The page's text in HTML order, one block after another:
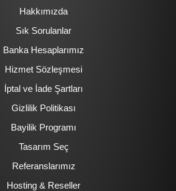
Hakkımızda
Sık Sorulanlar
Banka Hesaplarımız
Hizmet Sözleşmesi
İptal ve İade Şartları
Gizlilik Politikası
Bayilik Programı
Tasarım Seç
Referanslarımız
Hosting & Reseller